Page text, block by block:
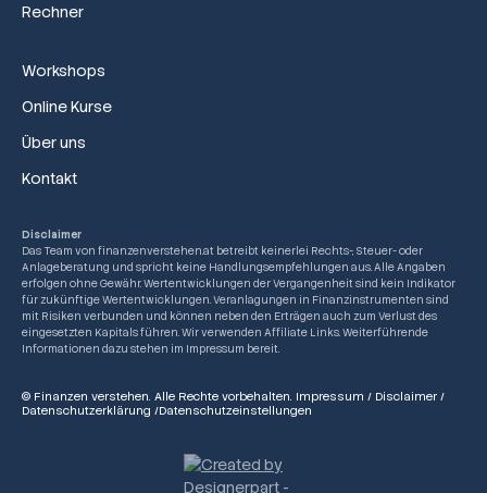
Rechner
Workshops
Online Kurse
Über uns
Kontakt
Disclaimer
Das Team von finanzenverstehen.at betreibt keinerlei Rechts-, Steuer- oder
Anlageberatung und spricht keine Handlungsempfehlungen aus. Alle Angaben
erfolgen ohne Gewähr. Wertentwicklungen der Vergangenheit sind kein Indikator
für zukünftige Wertentwicklungen. Veranlagungen in Finanzinstrumenten sind
mit Risiken verbunden und können neben den Erträgen auch zum Verlust des
eingesetzten Kapitals führen. Wir verwenden Affiliate Links. Weiterführende
Informationen dazu stehen im Impressum bereit.
© Finanzen verstehen. Alle Rechte vorbehalten. Impressum / Disclaimer /
Datenschutzerklärung /Datenschutzeinstellungen